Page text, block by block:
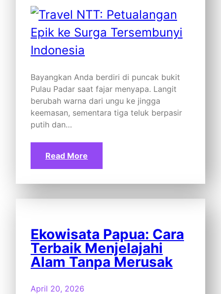
Bayangkan Anda berdiri di puncak bukit
Pulau Padar saat fajar menyapa. Langit
berubah warna dari ungu ke jingga
keemasan, sementara tiga teluk berpasir
putih dan…
Read More
Ekowisata Papua: Cara
Terbaik Menjelajahi
Alam Tanpa Merusak
April 20, 2026